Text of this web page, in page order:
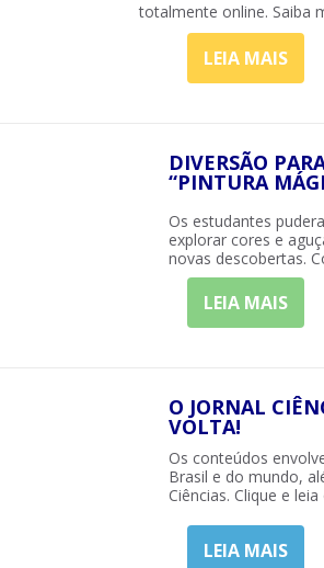
totalmente online. Saiba
LEIA MAIS
DIVERSÃO
“PINTURA
Os estudantes
explorar cores e
novas descobertas.
LEIA MAIS
O JORNAL
VOLTA!
Os conteúdos
Brasil e do mundo,
Ciências. Clique e
LEIA MAIS